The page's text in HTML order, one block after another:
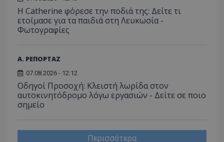
Η Catherine φόρεσε την ποδιά της: Δείτε τι
ετοίμασε για τα παιδιά στη Λευκωσία -
Φωτογραφίες
Α. ΡΕΠΟΡΤΑΖ
07.08.2026 - 12:12
Οδηγοί Προσοχή: Κλειστή λωρίδα στον
αυτοκινητόδρομο λόγω εργασιών - Δείτε σε ποιο
σημείο
Περισσότερα